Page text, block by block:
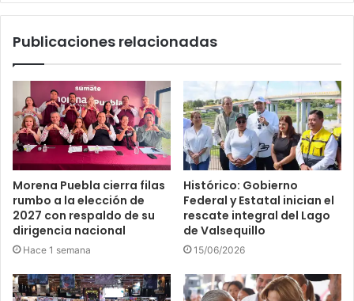
Publicaciones relacionadas
Morena Puebla cierra filas
rumbo a la elección de
2027 con respaldo de su
dirigencia nacional
Hace 1 semana
Histórico: Gobierno
Federal y Estatal inician el
rescate integral del Lago
de Valsequillo
15/06/2026